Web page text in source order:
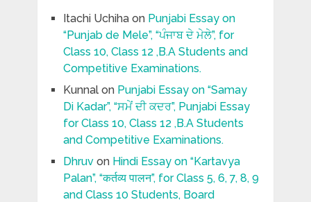
Itachi Uchihaon Punjabi Essay on
“Punjab de Mele”, “ਪੰਜਾਬ ਦੇ ਮੇਲੇ”, for
Class 10, Class 12 ,B.A Students and
Competitive Examinations.
Kunnalon Punjabi Essay on “Samay
Di Kadar”, “ਸਮੇਂ ਦੀ ਕਦਰ”, Punjabi Essay
for Class 10, Class 12 ,B.A Students
and Competitive Examinations.
Dhruvon Hindi Essay on “Kartavya
Palan”, “कर्तव्य पालन”, for Class 5, 6, 7, 8, 9
and Class 10 Students, Board